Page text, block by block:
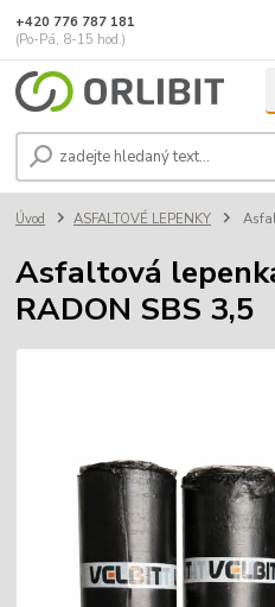
+420 776 787 181
(Po-Pá, 8-15 hod.)
Úvod ASFALTOVÉ LEPENKY
Asfaltová
RADON SBS 3,5